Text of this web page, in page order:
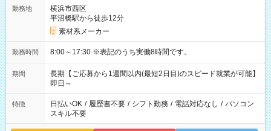
勤務地
横浜市西区
平沼橋駅から徒歩12分
素材系メーカー
勤務時間 8:00～17:30 ※表記のうち実働8時間です。
期間
長期【ご応募から1週間以内(最短2日目)のスピード就業が可能】
即日～
特徴 日払いOK / 履歴書不要 / シフト勤務 / 電話対応なし / パソコン
スキル不要